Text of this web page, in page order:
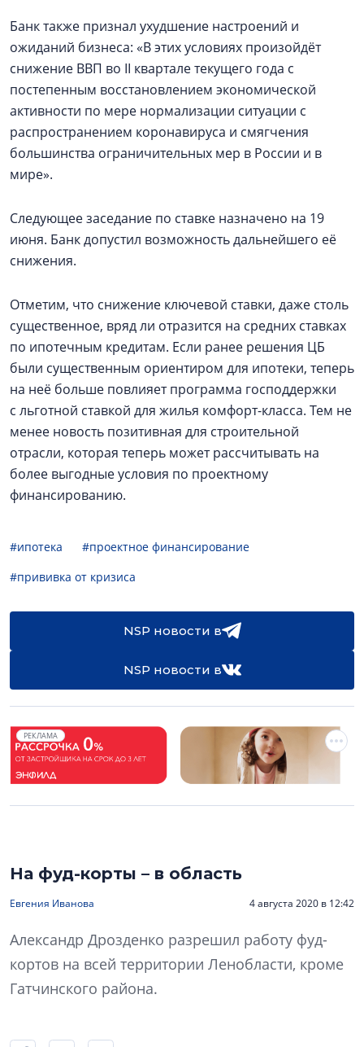
Банк также признал ухудшение настроений и
ожиданий бизнеса: «В этих условиях произойдёт
снижение ВВП во II квартале текущего года с
постепенным восстановлением экономической
активности по мере нормализации ситуации с
распространением коронавируса и смягчения
большинства ограничительных мер в России и в
мире».
Следующее заседание по ставке назначено на 19
июня. Банк допустил возможность дальнейшего её
снижения.
Отметим, что снижение ключевой ставки, даже столь
существенное, вряд ли отразится на средних ставках
по ипотечным кредитам. Если ранее решения ЦБ
были существенным ориентиром для ипотеки, теперь
на неё больше повлияет программа господдержки
с льготной ставкой для жилья комфорт-класса. Тем не
менее новость позитивная для строительной
отрасли, которая теперь может рассчитывать на
более выгодные условия по проектному
финансированию.
#ипотека
#проектное финансирование
#прививка от кризиса
NSP новости в
NSP новости в
РЕКЛАМА
На фуд-корты – в область
Евгения Иванова 4 августа 2020 в 12:42
Александр Дрозденко разрешил работу фуд-
кортов на всей территории Ленобласти, кроме
Гатчинского района.